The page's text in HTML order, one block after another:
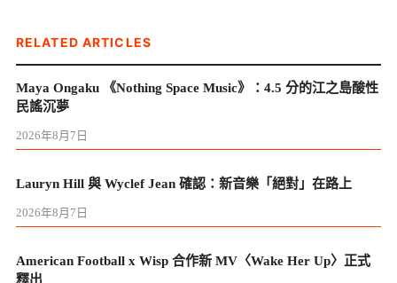
RELATED ARTICLES
Maya Ongaku 《Nothing Space Music》：4.5 分的江之島酸性
民謠沉夢
2026年8月7日
Lauryn Hill 與 Wyclef Jean 確認：新音樂「絕對」在路上
2026年8月7日
American Football x Wisp 合作新 MV〈Wake Her Up〉正式
釋出